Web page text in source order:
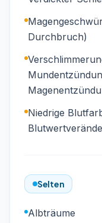
Durchbruch)
Niedrige
Selten
Albträume